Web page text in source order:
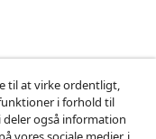
til at virke ordentligt,
i forhold til
deler også information